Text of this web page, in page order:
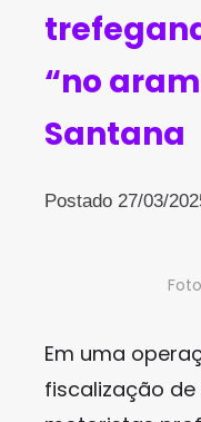
“no
Santana
Postado 27/03/
Em uma
fiscalização